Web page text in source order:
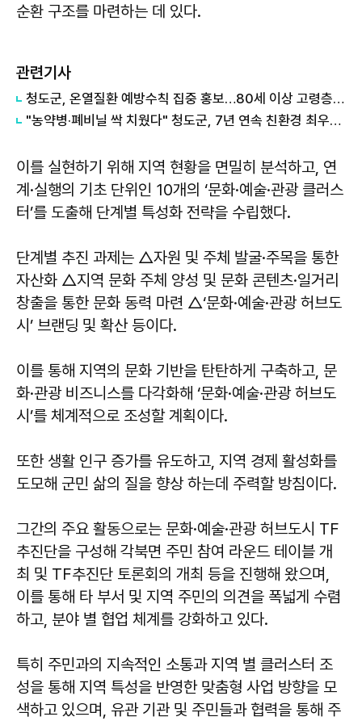
순환 구조를 마련하는 데 있다.
관련기사
청도군, 온열질환 예방수칙 집중 홍보…80세 이상 고령층 주의 당부
"농약병·폐비닐 싹 치웠다" 청도군, 7년 연속 친환경 최우수 도시 인증
이를 실현하기 위해 지역 현황을 면밀히 분석하고, 연
계·실행의 기초 단위인 10개의 ‘문화·예술·관광 클러스
터’를 도출해 단계별 특성화 전략을 수립했다.
단계별 추진 과제는 △자원 및 주체 발굴·주목을 통한
자산화 △지역 문화 주체 양성 및 문화 콘텐츠·일거리
창출을 통한 문화 동력 마련 △‘문화·예술·관광 허브도
시’ 브랜딩 및 확산 등이다.
이를 통해 지역의 문화 기반을 탄탄하게 구축하고, 문
화·관광 비즈니스를 다각화해 ‘문화·예술·관광 허브도
시’를 체계적으로 조성할 계획이다.
또한 생활 인구 증가를 유도하고, 지역 경제 활성화를
도모해 군민 삶의 질을 향상 하는데 주력할 방침이다.
그간의 주요 활동으로는 문화·예술·관광 허브도시 TF
추진단을 구성해 각북면 주민 참여 라운드 테이블 개
최 및 TF추진단 토론회의 개최 등을 진행해 왔으며,
이를 통해 타 부서 및 지역 주민의 의견을 폭넓게 수렴
하고, 분야 별 협업 체계를 강화하고 있다.
특히 주민과의 지속적인 소통과 지역 별 클러스터 조
성을 통해 지역 특성을 반영한 맞춤형 사업 방향을 모
색하고 있으며, 유관 기관 및 주민들과 협력을 통해 주